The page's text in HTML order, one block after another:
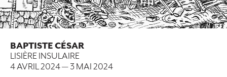
BAPTISTE CÉSAR
LISIÈRE INSULAIRE
4 AVRIL 2024— 3 MAI 2024